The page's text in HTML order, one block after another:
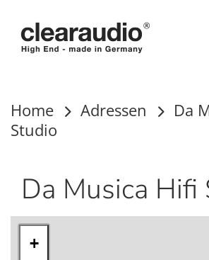
Home Adressen
Da
Studio
Da Musica Hifi
+